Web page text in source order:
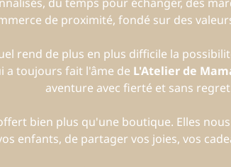
de proximité, fondé sur des
rend de plus en plus difficile la
a toujours fait l'âme de L'Atelier de
aventure avec fierté et sans
bien plus qu'une boutique. Elles
enfants, de partager vos joies, vos